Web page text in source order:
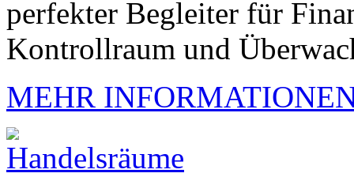
perfekter Begleiter für
Kontrollraum und
MEHR